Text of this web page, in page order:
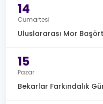
14
Cumartesi
Uluslararası Mor
15
Pazar
Bekarlar Farkındalık